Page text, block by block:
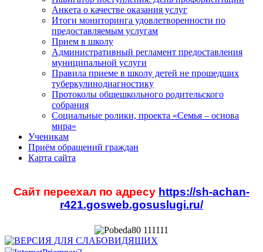
Анкета о качестве оказания услуг
Итоги мониторинга удовлетворенности по
предоставляемым услугам
Прием в школу
Административный регламент предоставления
муниципальной услуги
Правила приеме в школу детей не прошедших
туберкулинодиагностику
Протоколы общешкольного родительского
собрания
Социальные ролики, проекта «Семья – основа
мира»
Ученикам
Приём обращений граждан
Карта сайта
Сайт переехал по адресу https://sh-achan-
r421.gosweb.gosuslugi.ru/